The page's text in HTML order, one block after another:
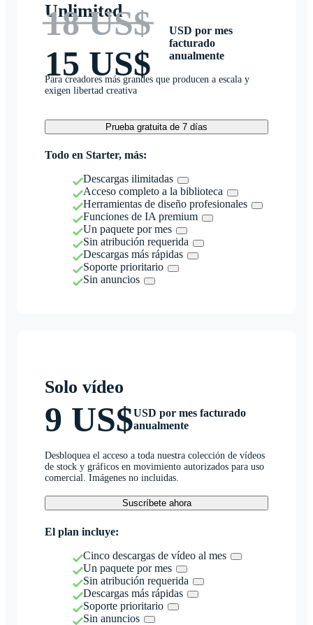
Unlimited
18 US$
15 US$
USD por mes
facturado
anualmente
Para creadores más grandes que producen a escala y
exigen libertad creativa
Prueba gratuita de 7 días
Todo en Starter, más:
Descargas ilimitadas
Acceso completo a la biblioteca
Herramientas de diseño profesionales
Funciones de IA premium
Un paquete por mes
Sin atribución requerida
Descargas más rápidas
Soporte prioritario
Sin anuncios
Solo vídeo
9 US$USD por mes facturado
anualmente
Desbloquea el acceso a toda nuestra colección de vídeos
de stock y gráficos en movimiento autorizados para uso
comercial. Imágenes no incluidas.
Suscríbete ahora
El plan incluye:
Cinco descargas de vídeo al mes
Un paquete por mes
Sin atribución requerida
Descargas más rápidas
Soporte prioritario
Sin anuncios